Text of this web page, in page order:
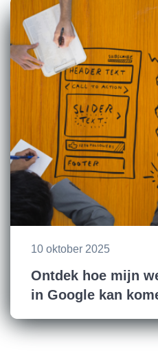
10 oktober 2025
Ontdek hoe mijn
in Google kan